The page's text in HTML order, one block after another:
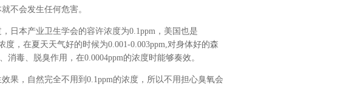
不会发生任何危害。
日本产业卫生学会的容许浓度为0.1ppm，美国也是
度，在夏天天气好的时候为0.001-0.003ppm,对身体好的森
消毒、脱臭作用，在0.0004ppm的浓度时能够奏效。
果，自然完全不用到0.1ppm的浓度，所以不用担心臭氧会